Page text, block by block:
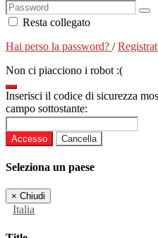
Resta collegato
Hai perso la password? /
Non ci piacciono i robot :(
Inserisci il codice di sicurezza
campo sottostante:
Accesso Cancella
Seleziona un paese
× Chiudi
Italia